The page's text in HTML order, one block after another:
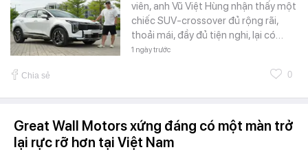
viên, anh Vũ Việt Hùng nhận thấy một
chiếc SUV-crossover đủ rộng rãi,
thoải mái, đầy đủ tiện nghi, lại có…
1 ngày trước
Chia sẻ 0
Great Wall Motors xứng đáng có một màn trở
lại rực rỡ hơn tại Việt Nam